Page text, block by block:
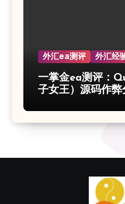
外汇ea测评 外汇经
一掌金ea测评：
子女王）源码作弊